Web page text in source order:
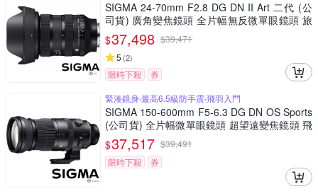
SIGMA 24-70mm F2.8 DG DN II Art 二代 (公
司貨) 廣角變焦鏡頭 全片幅無反微單眼鏡頭 旅
遊鏡 大三元
$37,498 $39,471
5 (2)
限時下殺
券
緊湊鏡身‧最高6.5級防手震‧飛羽入門
SIGMA 150-600mm F5-6.3 DG DN OS Sports
(公司貨) 全片幅微單眼鏡頭 超望遠變焦鏡頭 飛
羽攝影 拍鳥
$37,517 $39,491
限時下殺
券